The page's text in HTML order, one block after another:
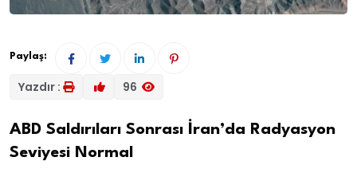
Paylaş:
Yazdır : 96
ABD Saldırıları Sonrası İran’da Radyasyon
Seviyesi Normal